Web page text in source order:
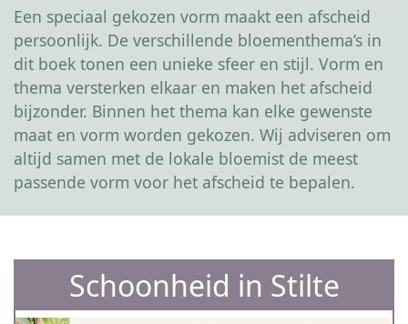
Een speciaal gekozen vorm maakt een afscheid
persoonlijk. De verschillende bloementhema’s in
dit boek tonen een unieke sfeer en stijl. Vorm en
thema versterken elkaar en maken het afscheid
bijzonder. Binnen het thema kan elke gewenste
maat en vorm worden gekozen. Wij adviseren om
altijd samen met de lokale bloemist de meest
passende vorm voor het afscheid te bepalen.
Schoonheid in Stilte